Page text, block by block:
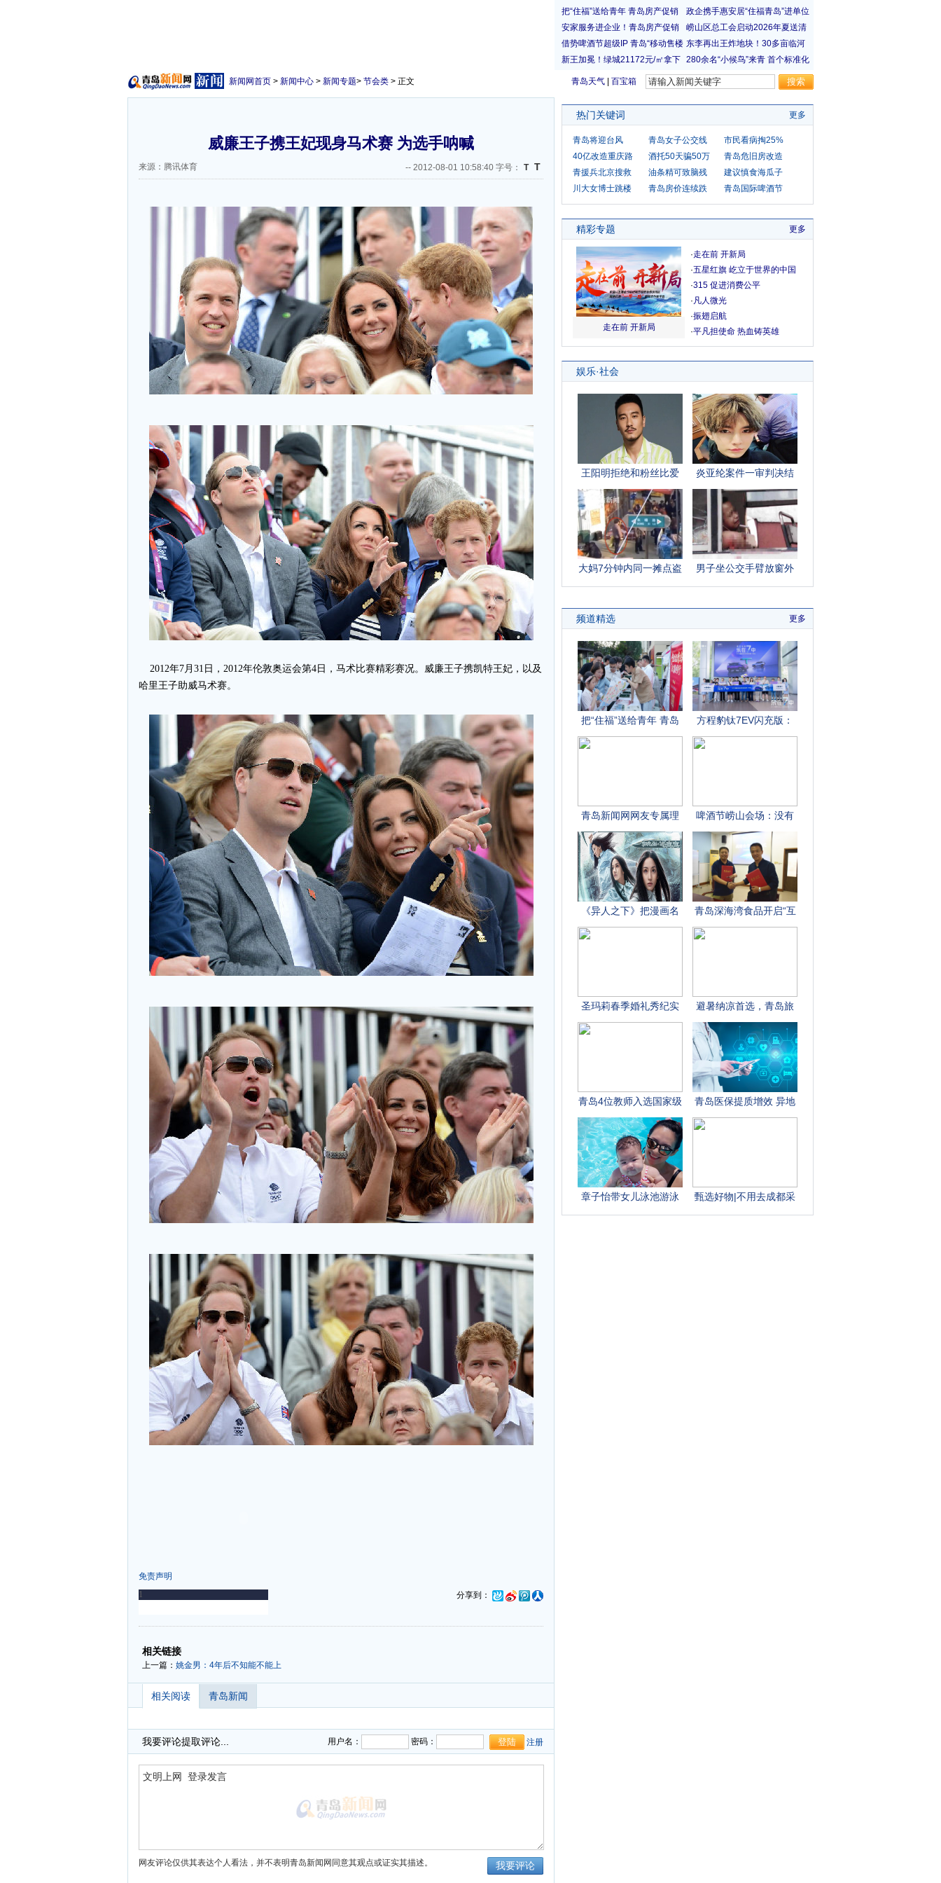
青岛天气 百宝箱
新闻网首页 > 新闻中心 > 新闻专题> 节会类 > 正文
威廉王子携王妃现身马术赛 为选手呐喊
来源：腾讯体育 -- 2012-08-01 10:58:40 字号： T T
2012年7月31日，2012年伦敦奥运会第4日，马术比赛精彩赛况。威廉王子携凯特王妃，以及
哈里王子助威马术赛。
免责声明
分享到：
-
相关链接
上一篇： 姚金男：4年后不知能不能上
相关阅读 青岛新闻
我要评论提取评论... 用户名： 密码： 注册
网友评论仅供其表达个人看法，并不表明青岛新闻网同意其观点或证实其描述。
热门关键词 更多
青岛将迎台风 青岛女子公交线
市民看病掏25%
40亿改造重庆路
酒托50天骗50万
青岛危旧房改造
青援兵北京搜救
油条精可致脑残
建议慎食海瓜子
川大女博士跳楼
青岛房价连续跌 青岛国际啤酒节